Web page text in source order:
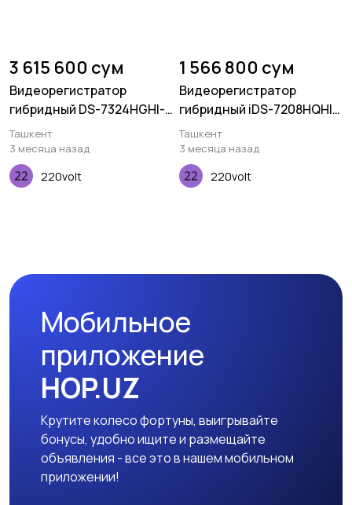
3 615 600 сум
Видеорегистратор
гибридный DS-7324HGHI-
SH-24канала
Ташкент
3 месяца назад
220volt
1 566 800 сум
Видеорегистратор
гибридный iDS-7208HQHI-
K1
Ташкент
3 месяца назад
220volt
Мобильное
приложение
HOP.UZ
Крутите колесо фортуны, выигрывайте
бонусы, удобно ищите и размещайте
объявления - все это в нашем мобильном
приложении!